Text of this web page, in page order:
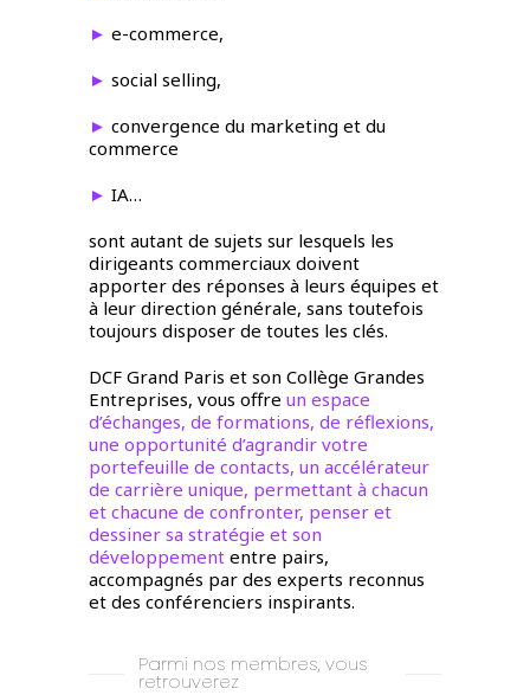
► e-commerce,
► social selling,
► convergence du marketing et du
commerce
► IA…
sont autant de sujets sur lesquels les
dirigeants commerciaux doivent
apporter des réponses à leurs équipes et
à leur direction générale, sans toutefois
toujours disposer de toutes les clés.
DCF Grand Paris et son Collège Grandes
Entreprises, vous offre un espace
d’échanges, de formations, de réflexions,
une opportunité d’agrandir votre
portefeuille de contacts, un accélérateur
de carrière unique, permettant à chacun
et chacune de confronter, penser et
dessiner sa stratégie et son
développemententre pairs,
accompagnés par des experts reconnus
et des conférenciers inspirants.
Parmi nos membres, vous
retrouverez